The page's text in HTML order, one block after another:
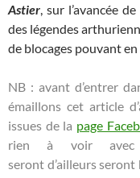
Astier , sur l’avancée
des légendes
de blocages pouvant
NB : avant d’entrer
émaillons cet article
issues de la page
rien à voir avec
seront d’ailleurs